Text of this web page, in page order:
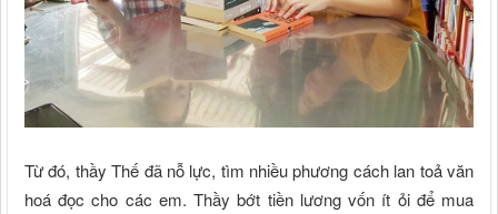
Từ đó, thầy Thế đã nỗ lực, tìm nhiều phương cách lan toả văn
hoá đọc cho các em. Thầy bớt tiền lương vốn ít ỏi để mua